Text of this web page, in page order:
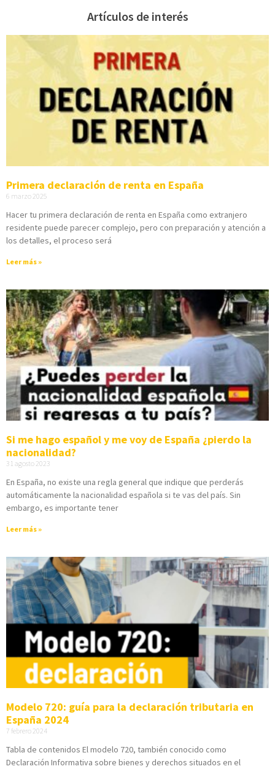
Artículos de interés
Primera declaración de renta en España
6 marzo 2025
Hacer tu primera declaración de renta en España como extranjero
residente puede parecer complejo, pero con preparación y atención a
los detalles, el proceso será
Leer más »
Si me hago español y me voy de España ¿pierdo la
nacionalidad?
31 agosto 2023
En España, no existe una regla general que indique que perderás
automáticamente la nacionalidad española si te vas del país. Sin
embargo, es importante tener
Leer más »
Modelo 720: guía para la declaración tributaria en
España 2024
7 febrero 2024
Tabla de contenidos El modelo 720, también conocido como
Declaración Informativa sobre bienes y derechos situados en el